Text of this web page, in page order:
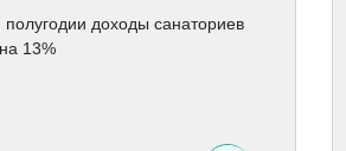
доходы санаториев
13%